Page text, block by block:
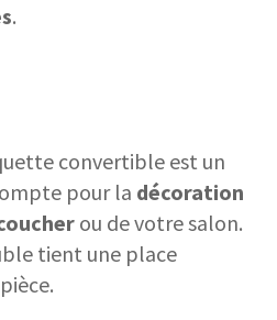
.
convertible est un
pour la décoration
ou de votre salon.
tient une place